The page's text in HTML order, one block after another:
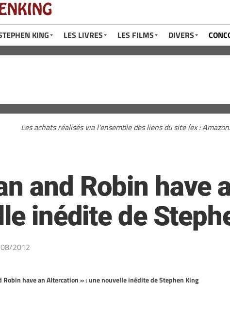
KING LES LIVRES LES FILMS DIVERS
Les achats réalisés via l'ensemble des liens du site (ex :
and Robin have
inédite de
2012
Robin have an Altercation » : une nouvelle inédite de Stephen King